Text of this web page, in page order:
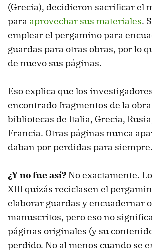
(Grecia), decidieron sacrificar el
para aprovechar sus materiales.
emplear el pergamino para
guardas para otras obras, por lo
de nuevo sus páginas.
Eso explica que los
encontrado fragmentos de la
bibliotecas de Italia, Grecia,
Francia. Otras páginas nunca
daban por perdidas para siempre.
¿Y no fue así? No exactamente.
XIII quizás reciclasen el
elaborar guardas y encuadernar
manuscritos, pero eso no
páginas originales (y su
perdido. No al menos cuando se